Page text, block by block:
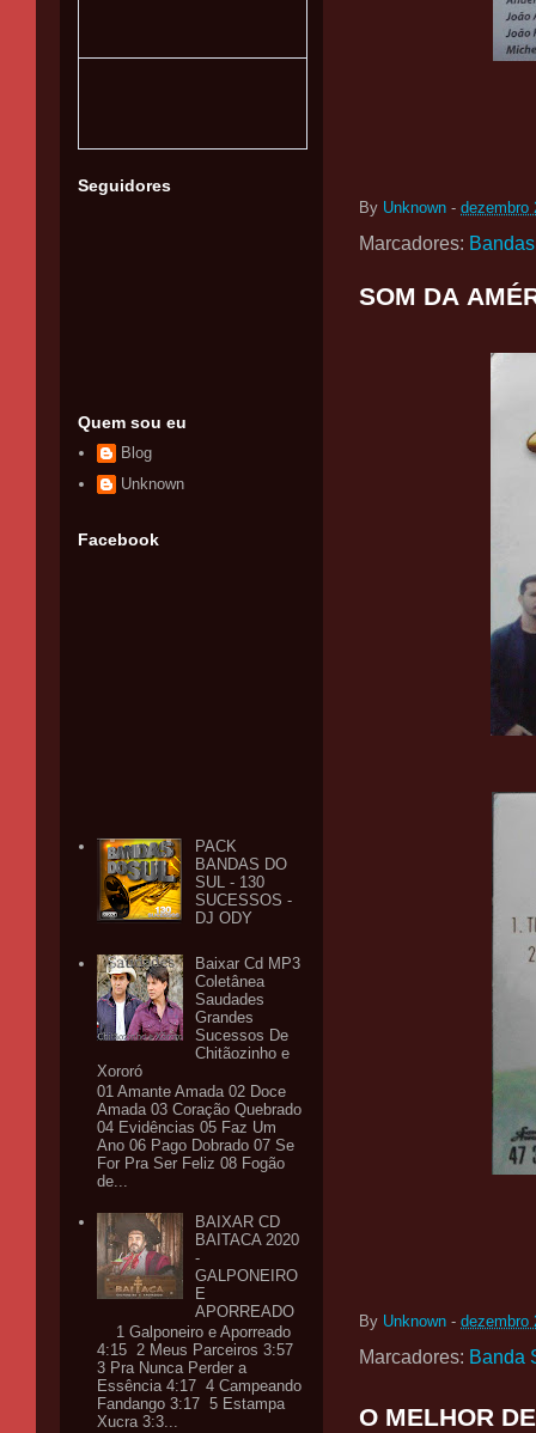
By Unknown - dezembro
Marcadores: Bandas
SOM DA
By Unknown - dezembro
Marcadores: Banda
O MELHOR
Seguidores
Quem sou eu
Blog
Unknown
Facebook
PACK
BANDAS DO
SUL - 130
SUCESSOS -
DJ ODY
Baixar Cd MP3
Coletânea
Saudades
Grandes
Sucessos De
Chitãozinho e
Xororó
01 Amante Amada 02 Doce
Amada 03 Coração Quebrado
04 Evidências 05 Faz Um
Ano 06 Pago Dobrado 07 Se
For Pra Ser Feliz 08 Fogão
de...
BAIXAR CD
BAITACA 2020
-
GALPONEIRO
E
APORREADO
1 Galponeiro e Aporreado
4:15 2 Meus Parceiros 3:57
3 Pra Nunca Perder a
Essência 4:17 4 Campeando
Fandango 3:17 5 Estampa
Xucra 3:3...